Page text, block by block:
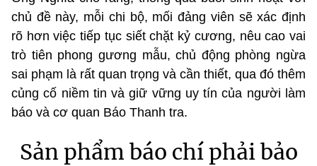
chủ đề này, mỗi chi bộ, mối đảng viên sẽ xác định
rõ hơn việc tiếp tục siết chặt kỷ cương, nêu cao vai
trò tiên phong gương mẫu, chủ động phòng ngừa
sai phạm là rất quan trọng và cần thiết, qua đó thêm
củng cố niềm tin và giữ vững uy tín của người làm
báo và cơ quan Báo Thanh tra.
Sản phẩm báo chí phải bảo